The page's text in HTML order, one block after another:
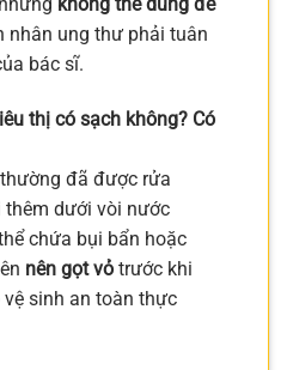
không thể dùng để
nhân ung thư phải tuân
bác sĩ.
thị có sạch không? Có
đã được rửa
thêm dưới vòi nước
chứa bụi bẩn hoặc
nên gọt vỏ trước khi
sinh an toàn thực